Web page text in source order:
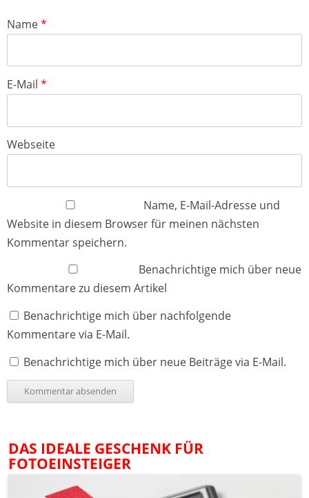
Name*
E-Mail *
Webseite
Name, E-Mail-Adresse und
Website in diesem Browser für meinen nächsten
Kommentar speichern.
Benachrichtige mich über neue
Kommentare zu diesem Artikel
Benachrichtige mich über nachfolgende
Kommentare via E-Mail.
Benachrichtige mich über neue Beiträge via E-Mail.
DAS IDEALE GESCHENK FÜR
FOTOEINSTEIGER